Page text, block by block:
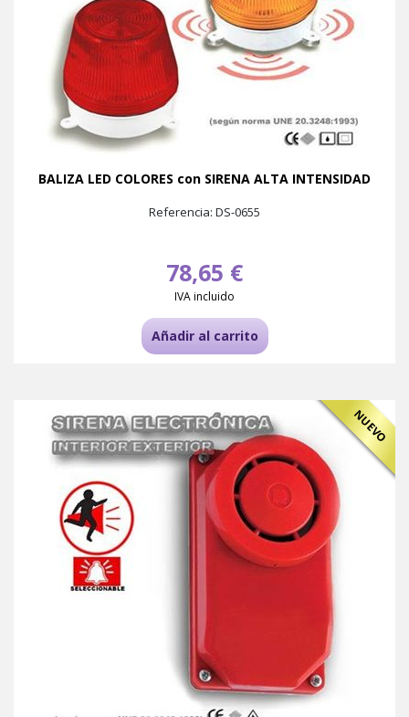
BALIZA LED COLORES con SIRENA ALTA INTENSIDAD
Referencia: DS-0655
78,65 €
IVA incluido
Añadir al carrito
NUEVO